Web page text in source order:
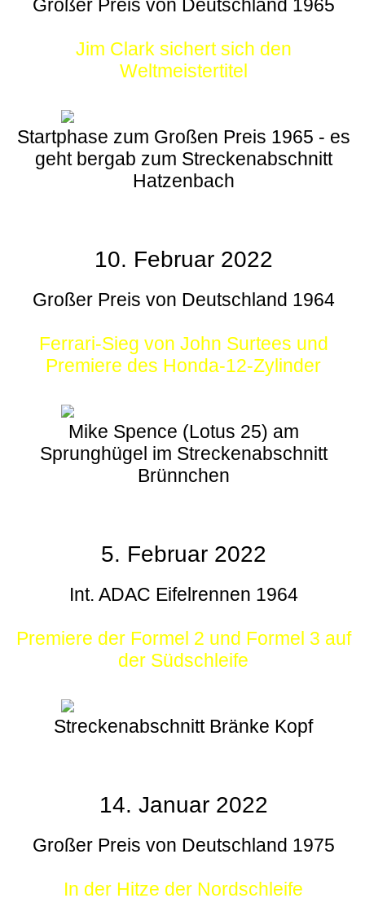
Großer Preis von Deutschland 1965
Jim Clark sichert sich den
Weltmeistertitel
Startphase zum Großen Preis 1965 - es
geht bergab zum Streckenabschnitt
Hatzenbach
10. Februar 2022
Großer Preis von Deutschland 1964
Ferrari-Sieg von John Surtees und
Premiere des Honda-12-Zylinder
Mike Spence (Lotus 25) am
Sprunghügel im Streckenabschnitt
Brünnchen
5. Februar 2022
Int. ADAC Eifelrennen 1964
Premiere der Formel 2 und Formel 3 auf
der Südschleife
Streckenabschnitt Bränke Kopf
14. Januar 2022
Großer Preis von Deutschland 1975
In der Hitze der Nordschleife